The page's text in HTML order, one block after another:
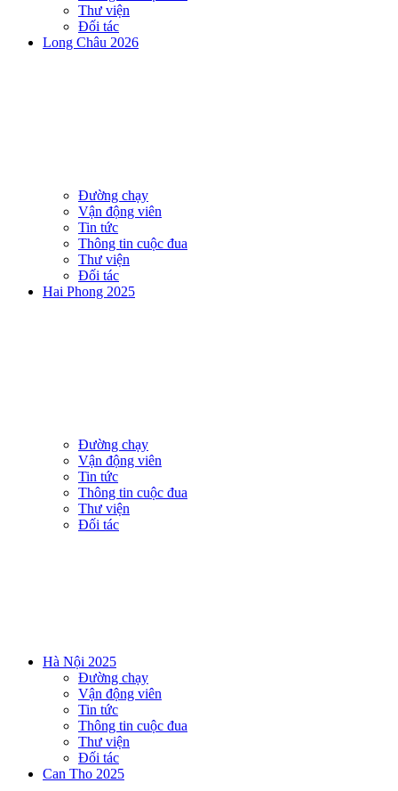
Thư viện
Đối tác
Long Châu 2026
Đường chạy
Vận động viên
Tin tức
Thông tin cuộc đua
Thư viện
Đối tác
Hai Phong 2025
Đường chạy
Vận động viên
Tin tức
Thông tin cuộc đua
Thư viện
Đối tác
Hà Nội 2025
Đường chạy
Vận động viên
Tin tức
Thông tin cuộc đua
Thư viện
Đối tác
Can Tho 2025